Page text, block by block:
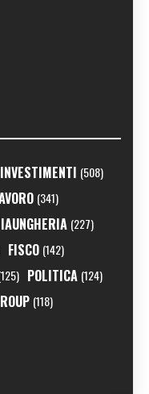
INVESTIMENTI (508)
(341)
(227)
FISCO (142)
POLITICA (124)
(118)